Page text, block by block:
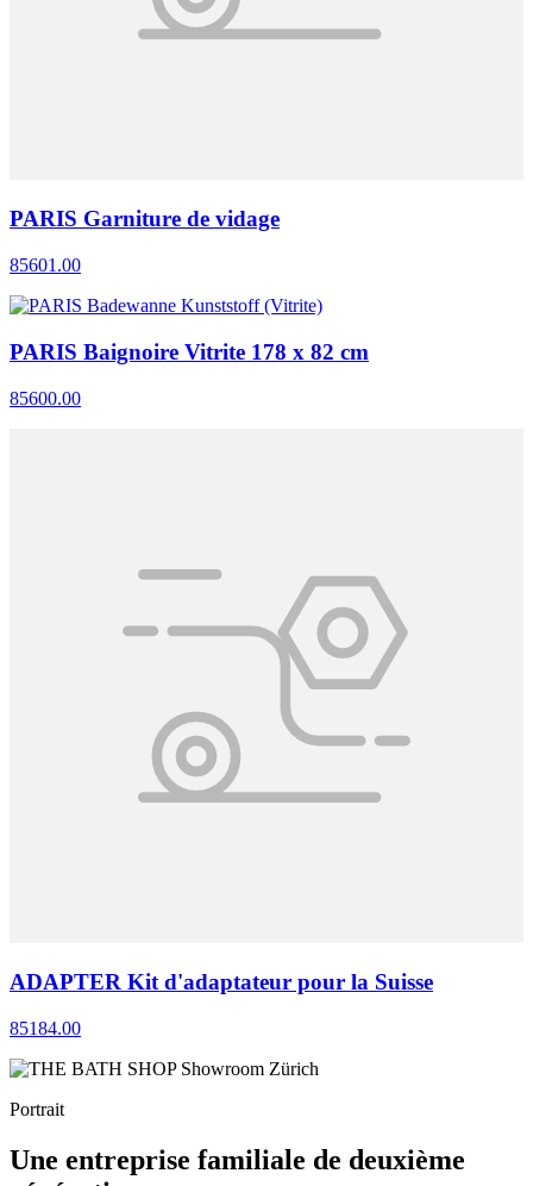
PARIS Garniture de vidage
85601.00
PARIS Baignoire Vitrite 178 x 82 cm
85600.00
ADAPTER Kit d'adaptateur pour la Suisse
85184.00
Portrait
Une entreprise familiale de deuxième